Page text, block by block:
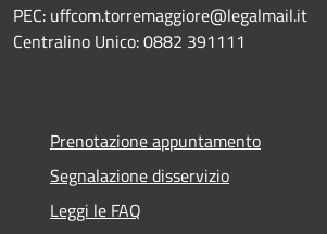
PEC: uffcom.torremaggiore@legalmail.it
Centralino Unico: 0882 391111
Prenotazione appuntamento
Segnalazione disservizio
Leggi le FAQ